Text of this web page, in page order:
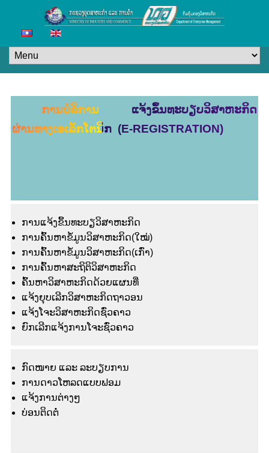
ການບໍລິການ ແຈ້ງຂຶ້ນທະບຽບວິສາຫະກິດ
ຜ່ານທາງເອເລັກໂຕນິກ (E-REGISTRATION)
ການແຈ້ງຂຶ້ນທະບຽວິສາຫະກິດ
ການຄົ້ນຫາຂໍ້ມູນວິສາຫະກິດ(ໃໝ່)
ການຄົ້ນຫາຂໍ້ມູນວິສາຫະກິດ(ເກົ່າ)
ການຄົ້ນຫາສະຖິຕິວິສາຫະກິດ
ຄົ້ນຫາວິສາຫະກິດດ້ວຍແຜນທີ່
ແຈ້ງຍຸບເລີກວິສາຫະກິດຖາວອນ
ແຈ້ງໂຈະວິສາຫະກິດຊົ່ວຄາວ
ຍົກເລີກແຈ້ງການໂຈະຊົ່ວຄາວ
ກົດໜາຍ ແລະ ລະບຽບການ
ການດາວໂຫລດແບບຟອມ
ແຈ້ງ​ການ​ຕ່າງໆ
ບ່ອນຕິດຕໍ່